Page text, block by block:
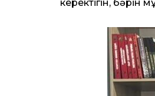
керектігін, бәрін